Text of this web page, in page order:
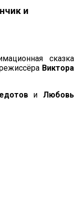
и
сказка
Виктора
и Любовь